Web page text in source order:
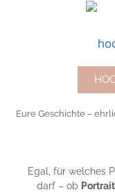
Eure Geschichte –
Egal, für welches
darf – ob